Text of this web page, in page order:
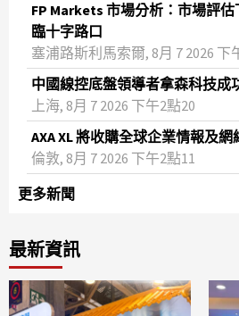
FP Markets 市場分析：市場評
臨十字路口
塞浦路斯利馬索爾, 8月 7 2026 下
中國線控底盤領導者拿森科技成
上海, 8月 7 2026 下午2點20
AXA XL 將收購全球企業情報及
倫敦, 8月 7 2026 下午2點11
更多新聞
最新資訊